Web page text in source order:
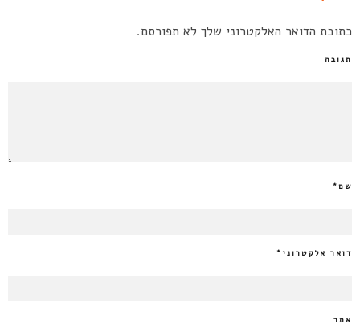
כתובת הדואר האלקטרוני שלך לא תפורסם.
תגובה
שם*
דואר אלקטרוני *
אתר